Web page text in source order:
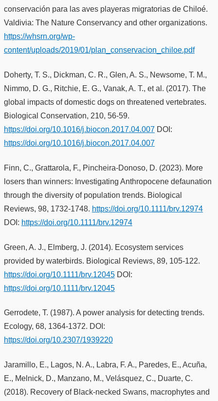
conservación para las aves playeras migratorias de Chiloé.
Valdivia: The Nature Conservancy and other organizations.
https://whsrn.org/wp-
content/uploads/2019/01/plan_conservacion_chiloe.pdf
Doherty, T. S., Dickman, C. R., Glen, A. S., Newsome, T. M.,
Nimmo, D. G., Ritchie, E. G., Vanak, A. T., et al. (2017). The
global impacts of domestic dogs on threatened vertebrates.
Biological Conservation, 210, 56-59.
https://doi.org/10.1016/j.biocon.2017.04.007DOI:
https://doi.org/10.1016/j.biocon.2017.04.007
Finn, C., Grattarola, F., Pincheira-Donoso, D. (2023). More
losers than winners: Investigating Anthropocene defaunation
through the diversity of population trends. Biological
Reviews, 98, 1732-1748. https://doi.org/10.1111/brv.12974
DOI: https://doi.org/10.1111/brv.12974
Green, A. J., Elmberg, J. (2014). Ecosystem services
provided by waterbirds. Biological Reviews, 89, 105-122.
https://doi.org/10.1111/brv.12045DOI:
https://doi.org/10.1111/brv.12045
Gerrodete, T. (1987). A power analysis for detecting trends.
Ecology, 68, 1364-1372. DOI:
https://doi.org/10.2307/1939220
Jaramillo, E., Lagos, N. A., Labra, F. A., Paredes, E., Acuña,
E., Melnick, D., Manzano, M., Velásquez, C., Duarte, C.
(2018). Recovery of Black-necked Swans, macrophytes and